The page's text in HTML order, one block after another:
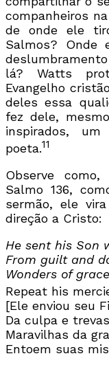
companheiros
de onde ele
Salmos? Onde
lá? Watts
Evangelho
deles essa
fez dele,
inspirados,
poeta.11
Observe
Salmo 136,
sermão, ele
direção a Cristo:
He sent his Son
From guilt and
Wonders of
Repeat his
[Ele enviou seu
Da culpa e
Maravilhas da
Entoem suas